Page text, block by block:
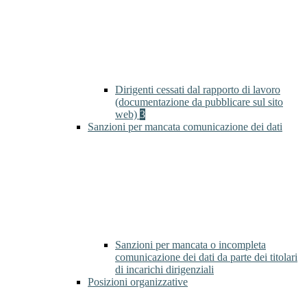
Dirigenti cessati dal rapporto di lavoro
(documentazione da pubblicare sul sito
web) 3
Sanzioni per mancata comunicazione dei dati
Sanzioni per mancata o incompleta
comunicazione dei dati da parte dei titolari
di incarichi dirigenziali
Posizioni organizzative